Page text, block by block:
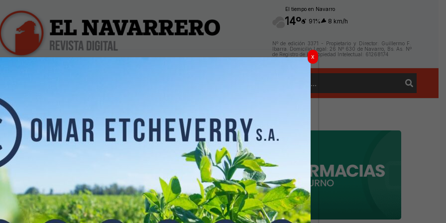
El tiempo en Navarro
14º 91% 8 km/h
Nº de edición 3371 - Propietario y Director: Guillermo F.
Ibarra. Domicilio Legal: 26 Nº 630 de Navarro, Bs. As. Nº
de Registro de la Propiedad Intelectual: 61268174
x